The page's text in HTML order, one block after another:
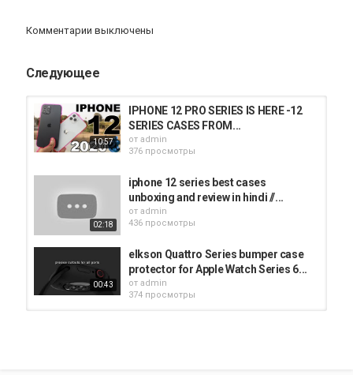
Комментарии выключены
Следующее
10:57
IPHONE 12 PRO SERIES IS HERE -12
SERIES CASES FROM...
от admin
376 просмотры
02:18
iphone 12 series best cases
unboxing and review in hindi //...
от admin
436 просмотры
00:43
elkson Quattro Series bumper case
protector for Apple Watch Series 6...
от admin
374 просмотры